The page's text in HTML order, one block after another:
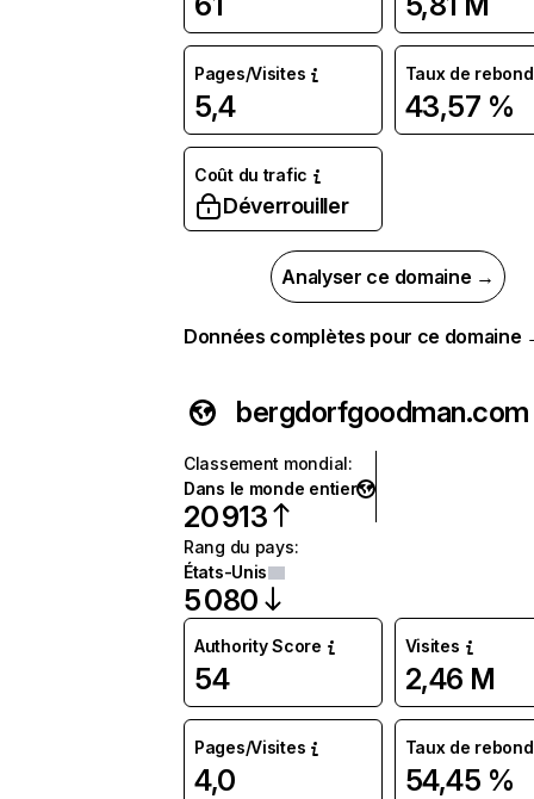
Pages/Visites
5,4
Taux de rebond
43,57 %
Coût du trafic
Déverrouiller
Analyser ce domaine →
Données complètes pour ce domaine
bergdorfgoodman.com
Classement mondial:
Dans le monde entier
20 913
Rang du pays:
États-Unis
5 080
Authority Score
54
Visites
2,46 M
Pages/Visites
4,0
Taux de rebond
54,45 %